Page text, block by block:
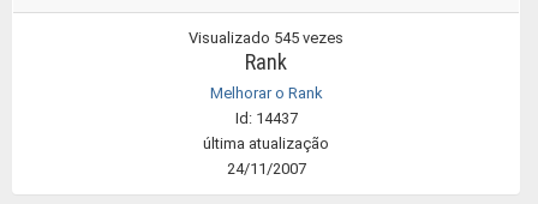
Visualizado 545 vezes
Rank
Melhorar o Rank
Id: 14437
última atualização
24/11/2007